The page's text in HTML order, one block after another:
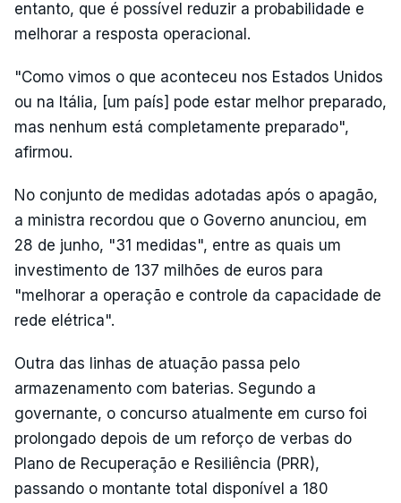
entanto, que é possível reduzir a probabilidade e
melhorar a resposta operacional.
"Como vimos o que aconteceu nos Estados Unidos
ou na Itália, [um país] pode estar melhor preparado,
mas nenhum está completamente preparado",
afirmou.
No conjunto de medidas adotadas após o apagão,
a ministra recordou que o Governo anunciou, em
28 de junho, "31 medidas", entre as quais um
investimento de 137 milhões de euros para
"melhorar a operação e controle da capacidade de
rede elétrica".
Outra das linhas de atuação passa pelo
armazenamento com baterias. Segundo a
governante, o concurso atualmente em curso foi
prolongado depois de um reforço de verbas do
Plano de Recuperação e Resiliência (PRR),
passando o montante total disponível a 180